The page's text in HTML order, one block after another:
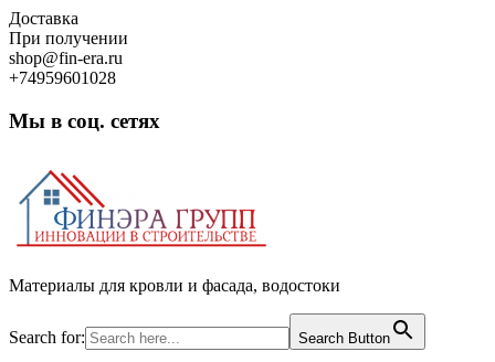
Skip
to
content
Доставка
При получении
shop@fin-era.ru
+74959601028
Мы в соц. сетях
Материалы для кровли и фасада, водостоки
Search for: Search Button